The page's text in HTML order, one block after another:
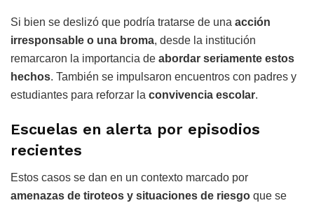
Si bien se deslizó que podría tratarse de una acción
irresponsable o una broma, desde la institución
remarcaron la importancia de abordar seriamente estos
hechos. También se impulsaron encuentros con padres y
estudiantes para reforzar la convivencia escolar.
Escuelas en alerta por episodios
recientes
Estos casos se dan en un contexto marcado por
amenazas de tiroteos y situaciones de riesgo que se